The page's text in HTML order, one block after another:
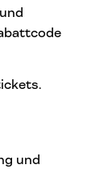
und